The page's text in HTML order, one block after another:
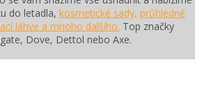
do letadla, kosmetické sady, průhledné
láhve a mnoho dalšího. Top značky
Dove, Dettol nebo Axe.